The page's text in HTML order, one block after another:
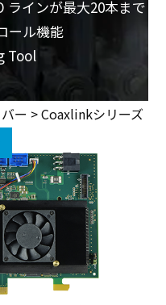
ラインが最大20本まで
ール機能
Tool
ー > Coaxlinkシリーズ